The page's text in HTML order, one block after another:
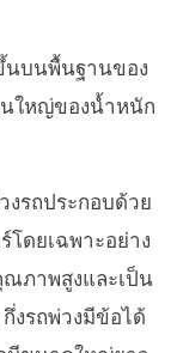
นบนพื้นฐานของ
นใหญ่ของน้ำหนัก
งรถประกอบด้วย
โดยเฉพาะอย่าง
ณภาพสูงและเป็น
งรถพ่วงมีข้อได้